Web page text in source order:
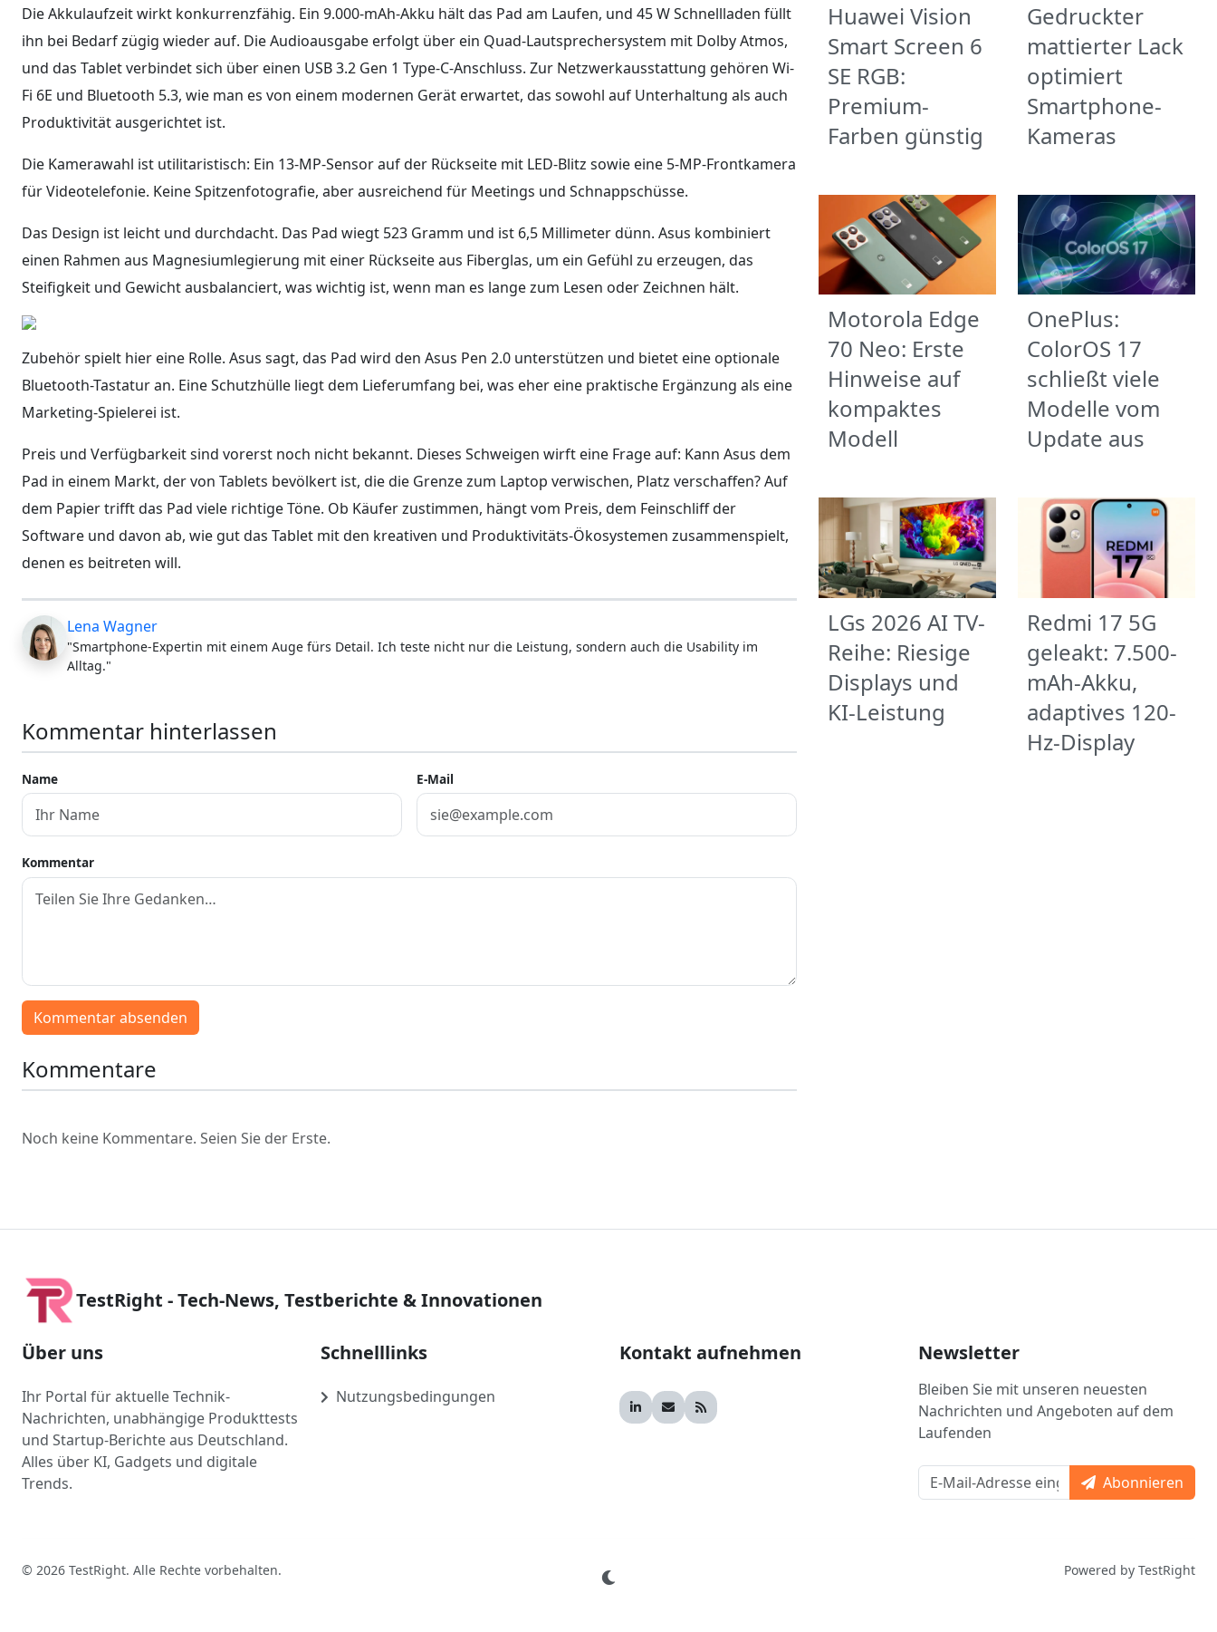
Die Akkulaufzeit wirkt konkurrenzfähig. Ein 9.000-mAh-Akku hält das Pad am Laufen, und 45 W Schnellladen füllt
ihn bei Bedarf zügig wieder auf. Die Audioausgabe erfolgt über ein Quad-Lautsprechersystem mit Dolby Atmos,
und das Tablet verbindet sich über einen USB 3.2 Gen 1 Type-C-Anschluss. Zur Netzwerkausstattung gehören Wi-
Fi 6E und Bluetooth 5.3, wie man es von einem modernen Gerät erwartet, das sowohl auf Unterhaltung als auch
Produktivität ausgerichtet ist.
Die Kamerawahl ist utilitaristisch: Ein 13-MP-Sensor auf der Rückseite mit LED-Blitz sowie eine 5-MP-Frontkamera
für Videotelefonie. Keine Spitzenfotografie, aber ausreichend für Meetings und Schnappschüsse.
Das Design ist leicht und durchdacht. Das Pad wiegt 523 Gramm und ist 6,5 Millimeter dünn. Asus kombiniert
einen Rahmen aus Magnesiumlegierung mit einer Rückseite aus Fiberglas, um ein Gefühl zu erzeugen, das
Steifigkeit und Gewicht ausbalanciert, was wichtig ist, wenn man es lange zum Lesen oder Zeichnen hält.
Zubehör spielt hier eine Rolle. Asus sagt, das Pad wird den Asus Pen 2.0 unterstützen und bietet eine optionale
Bluetooth-Tastatur an. Eine Schutzhülle liegt dem Lieferumfang bei, was eher eine praktische Ergänzung als eine
Marketing-Spielerei ist.
Preis und Verfügbarkeit sind vorerst noch nicht bekannt. Dieses Schweigen wirft eine Frage auf: Kann Asus dem
Pad in einem Markt, der von Tablets bevölkert ist, die die Grenze zum Laptop verwischen, Platz verschaffen? Auf
dem Papier trifft das Pad viele richtige Töne. Ob Käufer zustimmen, hängt vom Preis, dem Feinschliff der
Software und davon ab, wie gut das Tablet mit den kreativen und Produktivitäts-Ökosystemen zusammenspielt,
denen es beitreten will.
Lena Wagner
"Smartphone-Expertin mit einem Auge fürs Detail. Ich teste nicht nur die Leistung, sondern auch die Usability im
Alltag."
Kommentar hinterlassen
Name E-Mail
Kommentar
Kommentar absenden
Kommentare
Noch keine Kommentare. Seien Sie der Erste.
Huawei Vision
Smart Screen 6
SE RGB:
Premium-
Farben günstig
Gedruckter
mattierter Lack
optimiert
Smartphone-
Kameras
Motorola Edge
70 Neo: Erste
Hinweise auf
kompaktes
Modell
OnePlus:
ColorOS 17
schließt viele
Modelle vom
Update aus
LGs 2026 AI TV-
Reihe: Riesige
Displays und
KI-Leistung
Redmi 17 5G
geleakt: 7.500-
mAh-Akku,
adaptives 120-
Hz-Display
TestRight - Tech-News, Testberichte & Innovationen
Über uns
Ihr Portal für aktuelle Technik-
Nachrichten, unabhängige Produkttests
und Startup-Berichte aus Deutschland.
Alles über KI, Gadgets und digitale
Trends.
Schnelllinks
Nutzungsbedingungen
Kontakt aufnehmen Newsletter
Bleiben Sie mit unseren neuesten
Nachrichten und Angeboten auf dem
Laufenden
Abonnieren
© 2026 TestRight. Alle Rechte vorbehalten. Powered by TestRight